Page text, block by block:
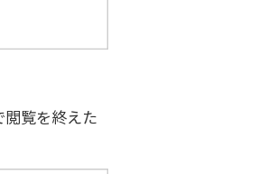
閲覧を終えた